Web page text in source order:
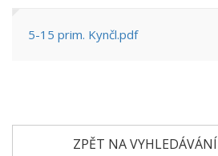
5-15 prim. Kynčl.pdf
ZPĚT NA VYHLEDÁVÁNÍ